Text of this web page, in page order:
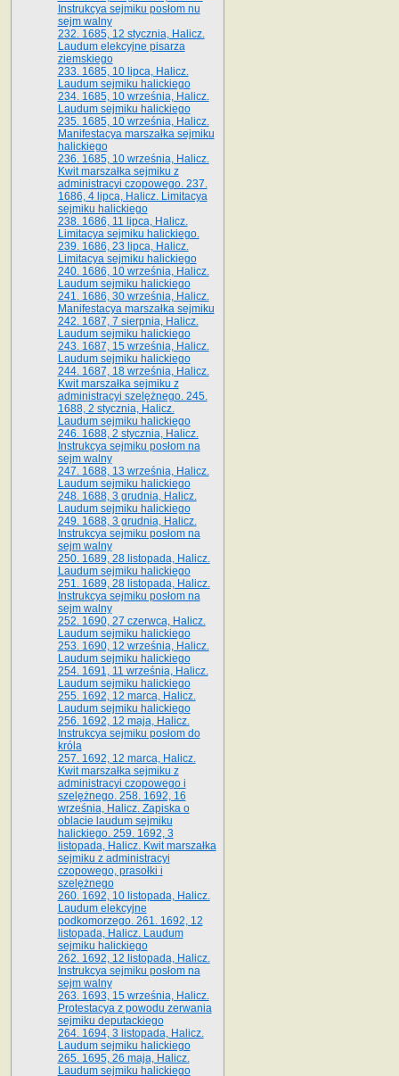
Instrukcya sejmiku posłom nu
sejm walny
232. 1685, 12 stycznia, Halicz.
Laudum elekcyjne pisarza
ziemskiego
233. 1685, 10 lipca, Halicz.
Laudum sejmiku halickiego
234. 1685, 10 września, Halicz.
Laudum sejmiku halickiego
235. 1685, 10 września, Halicz.
Manifestacya marszałka sejmiku
halickiego
236. 1685, 10 września, Halicz.
Kwit marszałka sejmiku z
administracyi czopowego. 237.
1686, 4 lipca, Halicz. Limitacya
sejmiku halickiego
238. 1686, 11 lipca, Halicz.
Limitacya sejmiku halickiego.
239. 1686, 23 lipca, Halicz.
Limitacya sejmiku halickiego
240. 1686, 10 września, Halicz.
Laudum sejmiku halickiego
241. 1686, 30 września, Halicz.
Manifestacya marszałka sejmiku
242. 1687, 7 sierpnia, Halicz.
Laudum sejmiku halickiego
243. 1687, 15 września, Halicz.
Laudum sejmiku halickiego
244. 1687, 18 września, Halicz.
Kwit marszałka sejmiku z
administracyi szelężnego. 245.
1688, 2 stycznia, Halicz.
Laudum sejmiku halickiego
246. 1688, 2 stycznia, Halicz.
Instrukcya sejmiku posłom na
sejm walny
247. 1688, 13 września, Halicz.
Laudum sejmiku halickiego
248. 1688, 3 grudnia, Halicz.
Laudum sejmiku halickiego
249. 1688, 3 grudnia, Halicz.
Instrukcya sejmiku posłom na
sejm walny
250. 1689, 28 listopada, Halicz.
Laudum sejmiku halickiego
251. 1689, 28 listopada, Halicz.
Instrukcya sejmiku posłom na
sejm walny
252. 1690, 27 czerwca, Halicz.
Laudum sejmiku halickiego
253. 1690, 12 września, Halicz.
Laudum sejmiku halickiego
254. 1691, 11 września, Halicz.
Laudum sejmiku halickiego
255. 1692, 12 marca, Halicz.
Laudum sejmiku halickiego
256. 1692, 12 maja, Halicz.
Instrukcya sejmiku posłom do
króla
257. 1692, 12 marca, Halicz.
Kwit marszałka sejmiku z
administracyi czopowego i
szelężnego. 258. 1692, 16
września, Halicz. Zapiska o
oblacie laudum sejmiku
halickiego. 259. 1692, 3
listopada, Halicz. Kwit marszałka
sejmiku z administracyi
czopowego, prasołki i
szelężnego
260. 1692, 10 listopada, Halicz.
Laudum elekcyjne
podkomorzego. 261. 1692, 12
listopada, Halicz. Laudum
sejmiku halickiego
262. 1692, 12 listopada, Halicz.
Instrukcya sejmiku posłom na
sejm walny
263. 1693, 15 września, Halicz.
Protestacya z powodu zerwania
sejmiku deputackiego
264. 1694, 3 listopada, Halicz.
Laudum sejmiku halickiego
265. 1695, 26 maja, Halicz.
Laudum sejmiku halickiego